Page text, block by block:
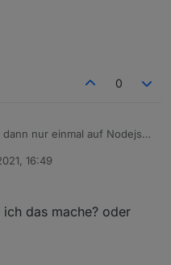
0
dann nur einmal auf Nodejs
16:49
das mache? oder